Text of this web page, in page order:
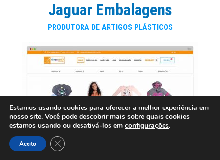
Jaguar Embalagens
PRODUTORA DE ARTIGOS PLÁSTICOS
CRIAÇÃO DE LOJA VIRTUAL
Estamos usando cookies para oferecer a melhor experiência em
nosso site. Você pode descobrir mais sobre quais cookies
estamos usando ou desativá-los em configurações.
Aceito Close GDPR Cookie Banner